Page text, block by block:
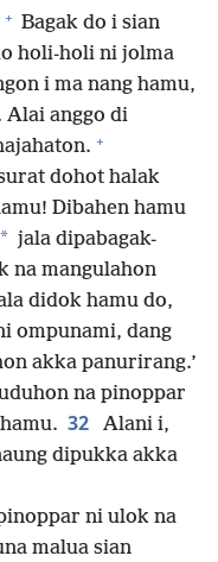
+ Bagak do i sian
holi-holi ni jolma
i ma nang hamu,
Alai anggo di
+
dohot halak
Dibahen hamu
* jala dipabagak-
na mangulahon
didok hamu do,
ompunami, dang
akka panurirang.’
na pinoppar
32
Alani i,
dipukka akka
ni ulok na
malua sian